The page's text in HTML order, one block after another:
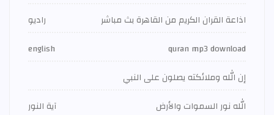
اذاعة القران الكريم من القاهرة بث مباشر
راديو
quran mp3 download
english
إن الله وملائكته يصلون على النبي
الله نور السموات والأرض
آية النور